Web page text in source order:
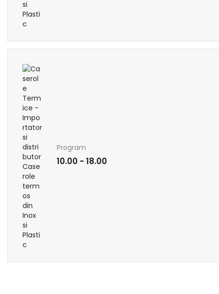
Program
10.00 - 18.00